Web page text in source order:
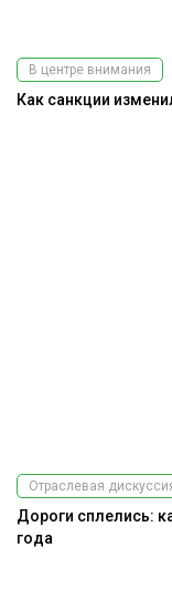
В центре внимания
Как санкции
Отраслевая
Дороги сплелись:
года